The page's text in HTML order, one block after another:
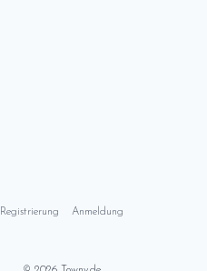
Registrierung Anmeldung